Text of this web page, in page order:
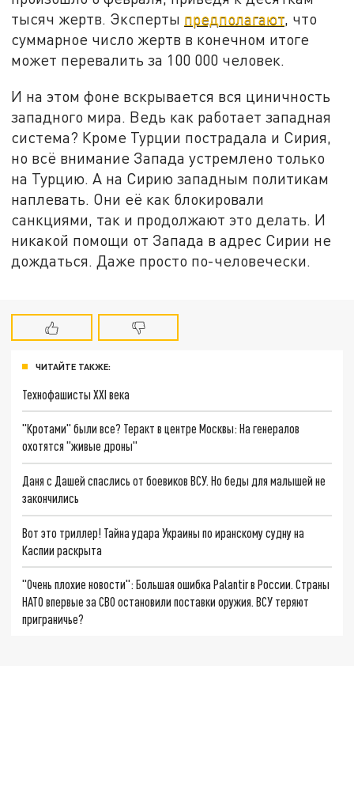
тысяч жертв. Эксперты предполагают, что
суммарное число жертв в конечном итоге
может перевалить за 100 000 человек.
И на этом фоне вскрывается вся циничность
западного мира. Ведь как работает западная
система? Кроме Турции пострадала и Сирия,
но всё внимание Запада устремлено только
на Турцию. А на Сирию западным политикам
наплевать. Они её как блокировали
санкциями, так и продолжают это делать. И
никакой помощи от Запада в адрес Сирии не
дождаться. Даже просто по-человечески.
ЧИТАЙТЕ ТАКЖЕ:
Технофашисты XXI века
"Кротами" были все? Теракт в центре Москвы: На генералов
охотятся "живые дроны"
Даня с Дашей спаслись от боевиков ВСУ. Но беды для малышей не
закончились
Вот это триллер! Тайна удара Украины по иранскому судну на
Каспии раскрыта
"Очень плохие новости": Большая ошибка Palantir в России. Страны
НАТО впервые за СВО остановили поставки оружия. ВСУ теряют
приграничье?